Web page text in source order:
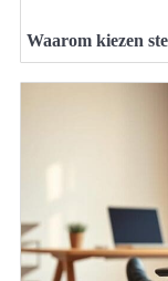
Waarom kiezen